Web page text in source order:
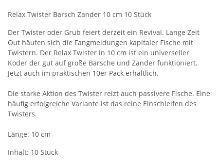
Relax Twister Barsch Zander 10 cm 10 Stück
Der Twister oder Grub feiert derzeit ein Revival. Lange Zeit
Out häufen sich die Fangmeldungen kapitaler Fische mit
Twistern. Der Relax Twister in 10 cm ist ein universeller
Köder der gut auf große Barsche und Zander funktioniert.
Jetzt auch im praktischen 10er Pack erhältlich.
Die starke Aktion des Twister reizt auch passivere Fische. Eine
häufig erfolgreiche Variante ist das reine Einschleifen des
Twisters.
Länge: 10 cm
Inhalt: 10 Stück